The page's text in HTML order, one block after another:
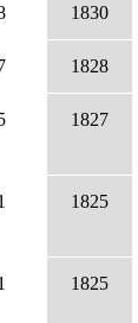
1830
1828
1827
1825
1825